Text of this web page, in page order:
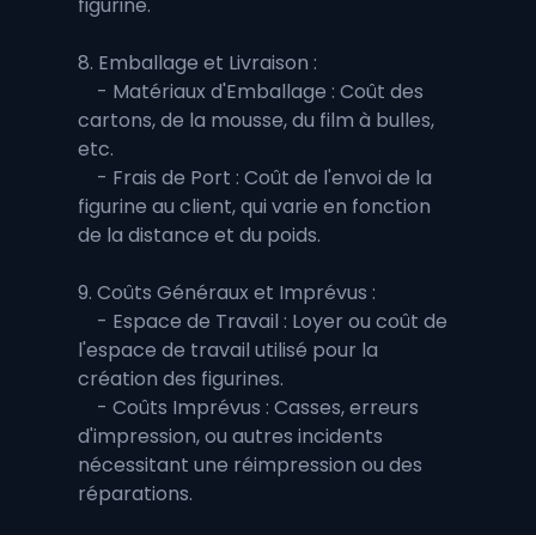
8. Emballage et Livraison :
cartons, de la mousse, du film à bulles,
etc.
figurine au client, qui varie en fonction
de la distance et du poids.
9. Coûts Généraux et Imprévus :
l'espace de travail utilisé pour la
création des figurines.
d'impression, ou autres incidents
nécessitant une réimpression ou des
réparations.